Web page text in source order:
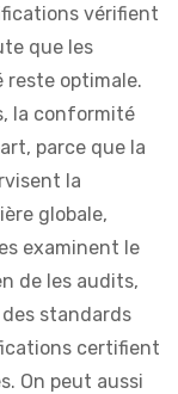
vérifient
que les
reste optimale.
la conformité
parce que la
la
globale,
examinent le
de les audits,
standards
certifient
On peut aussi